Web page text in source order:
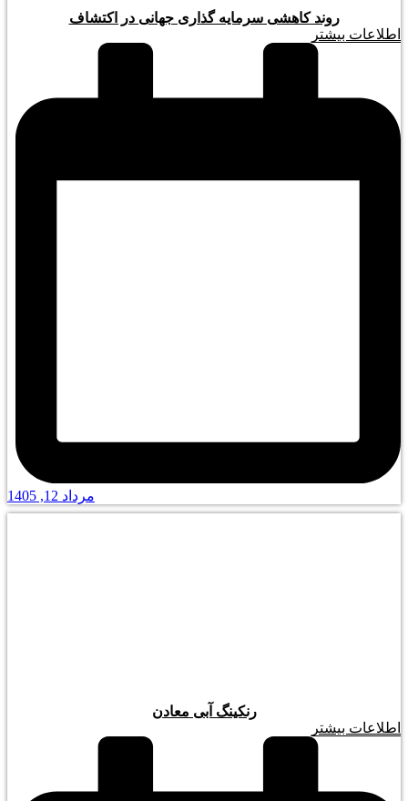
روند کاهشی سرمایه گذاری جهانی در اکتشاف
اطلاعات بیشتر
مرداد 12, 1405
رنکینگ آبی معادن
اطلاعات بیشتر